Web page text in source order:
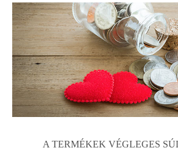
A TERMÉKEK VÉGLEGES